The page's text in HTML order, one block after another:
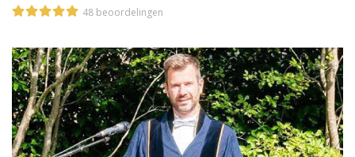
48 beoordelingen